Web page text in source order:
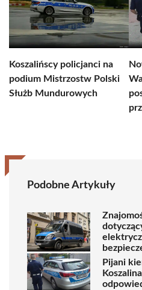
Koszalińscy policjanci na
podium Mistrzostw Polski
Służb Mundurowych
Podobne Artykuły
Pijani